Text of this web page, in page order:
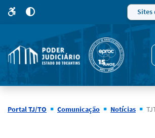
site
5
modo
de
alto
Sites
Portal TJ/TO Comunicação Notícias TJTO participa de